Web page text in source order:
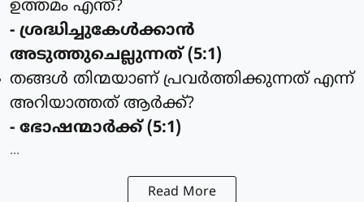
ഉത്തമം എന്ത്?
- ശ്രദ്ധിച്ചുകേള്‍ക്കാന്‍
അടുത്തുചെല്ലുന്നത് (5:1)
തങ്ങള്‍ തിന്മയാണ് പ്രവര്‍ത്തിക്കുന്നത് എന്ന്
അറിയാത്തത് ആര്‍ക്ക്?
- ഭോഷന്മാര്‍ക്ക് (5:1)
...
Read More